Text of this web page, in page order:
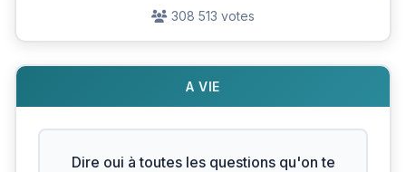
308 513 votes
A VIE
Dire oui à toutes les questions qu'on te